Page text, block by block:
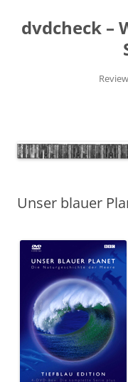
springen
dvdcheck –
Unser blauer